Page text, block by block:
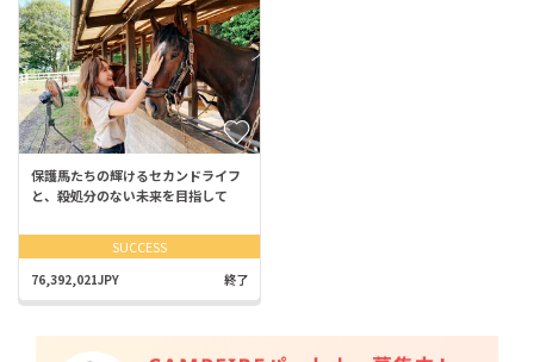
保護馬たちの輝けるセカンドライフ
と、殺処分のない未来を目指して
SUCCESS
76,392,021JPY 終了